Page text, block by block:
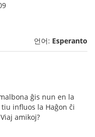
언어: Esperanto
ĝis nun en la
influos la Haĝon ĉi
amikoj?